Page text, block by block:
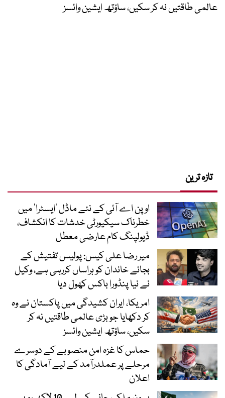
عالمی طاقتیں نہ کر سکیں، ساؤتھ ایشین وائسز
تازہ ترین
اوپن اے آئی کے نئے ماڈل ’ایسٹرا‘ میں
خطرناک سیکیورٹی خدشات کا انکشاف،
ڈیولپنگ کام عارضی معطل
میر رضا علی کیس: پولیس تفتیش کے
بجائے خاندان کو ہراساں کررہی ہے، وکیل
نے نیا پنڈورا باکس کھول دیا
امریکا، ایران کشیدگی میں پاکستان نے وہ
کر دکھایا جو بڑی عالمی طاقتیں نہ کر
سکیں، ساؤتھ ایشین وائسز
حماس کا غزہ امن منصوبے کے دوسرے
مرحلے پر عملدرآمد کے لیے آمادگی کا
اعلان